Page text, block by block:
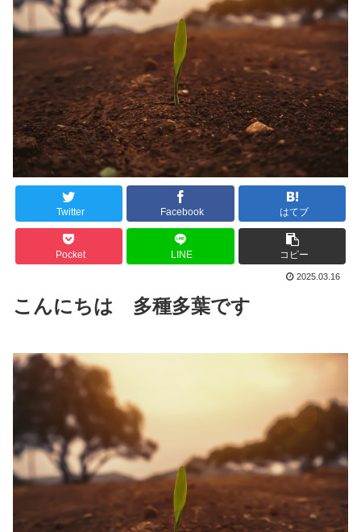
Twitter Facebook はてブ
Pocket LINE コピー
2025.03.16
こんにちは 多種多葉です